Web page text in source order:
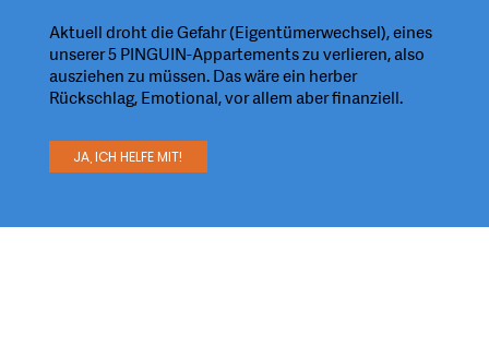
Aktuell droht die Gefahr (Eigentümerwechsel), eines
unserer 5 PINGUIN-Appartements zu verlieren, also
ausziehen zu müssen. Das wäre ein herber
Rückschlag, Emotional, vor allem aber finanziell.
JA, ICH HELFE MIT!